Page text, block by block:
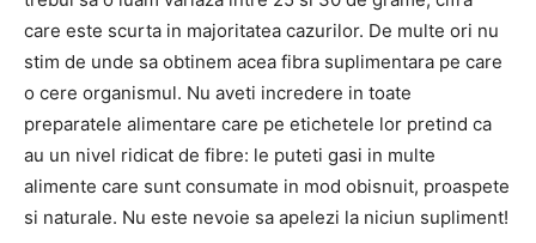
care este scurta in majoritatea cazurilor. De multe ori nu
stim de unde sa obtinem acea fibra suplimentara pe care
o cere organismul. Nu aveti incredere in toate
preparatele alimentare care pe etichetele lor pretind ca
au un nivel ridicat de fibre: le puteti gasi in multe
alimente care sunt consumate in mod obisnuit, proaspete
si naturale. Nu este nevoie sa apelezi la niciun supliment!